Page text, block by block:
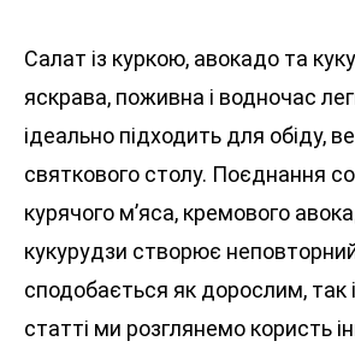
Салат із куркою, авокадо та
яскрава, поживна і водночас
ідеально підходить для обіду,
святкового столу. Поєднання
курячого м’яса, кремового
кукурудзи створює
сподобається як дорослим, так
статті ми розглянемо користь